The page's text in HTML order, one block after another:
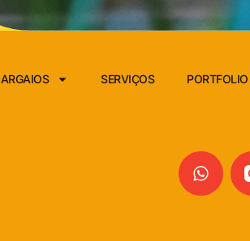
ARGAIOS SERVIÇOS PORTFOLIO